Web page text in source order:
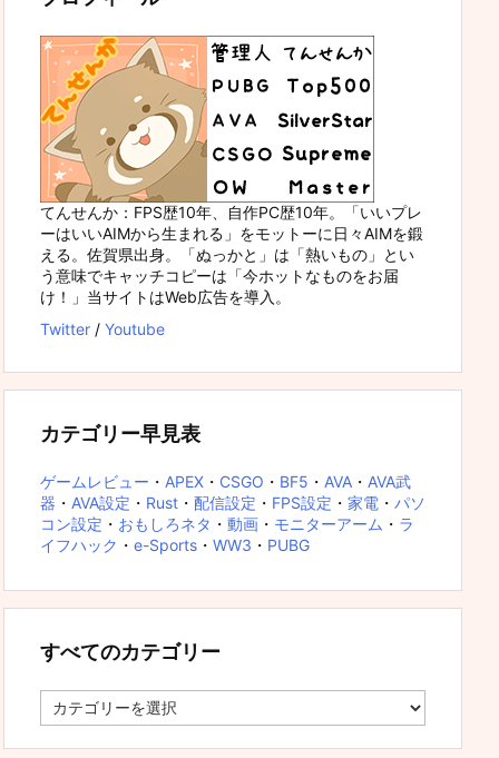
てんせんか：FPS歴10年、自作PC歴10年。「いいプレ
ーはいいAIMから生まれる」をモットーに日々AIMを鍛
える。佐賀県出身。「ぬっかと」は「熱いもの」とい
う意味でキャッチコピーは「今ホットなものをお届
け！」当サイトはWeb広告を導入。
Twitter / Youtube
カテゴリー早見表
ゲームレビュー ・ APEX ・ CSGO ・ BF5 ・ AVA ・ AVA武
器 ・ AVA設定 ・ Rust ・ 配信設定 ・ FPS設定 ・ 家電 ・ パソ
コン設定 ・ おもしろネタ ・ 動画 ・ モニターアーム ・ ラ
イフハック ・ e-Sports ・ WW3 ・ PUBG
すべてのカテゴリー
べ